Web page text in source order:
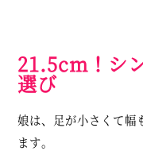
21.5cm！シ
選び
娘は、足が小さくて幅
ます。